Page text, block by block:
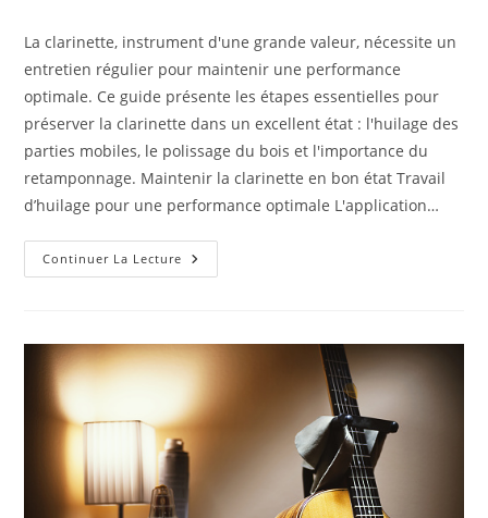
La clarinette, instrument d'une grande valeur, nécessite un
entretien régulier pour maintenir une performance
optimale. Ce guide présente les étapes essentielles pour
préserver la clarinette dans un excellent état : l'huilage des
parties mobiles, le polissage du bois et l'importance du
retamponnage. Maintenir la clarinette en bon état Travail
d’huilage pour une performance optimale L'application…
Continuer La Lecture Guide
Pratique
Pour
La
La
Clarinette